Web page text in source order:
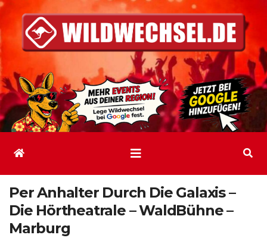
Inhalt
springen
Per Anhalter Durch Die Galaxis –
Die Hörtheatrale – WaldBühne –
Marburg